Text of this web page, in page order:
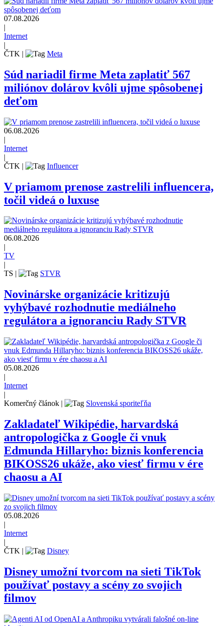
07.08.2026
|
Internet
|
ČTK | Meta
Súd nariadil firme Meta zaplatiť 567
miliónov dolárov kvôli ujme spôsobenej
deťom
06.08.2026
|
Internet
|
ČTK | Influencer
V priamom prenose zastrelili influencera,
točil videá o luxuse
06.08.2026
TV
TS
STVR
Novinárske organizácie kritizujú
vyhýbavé rozhodnutie mediálneho
regulátora a ignoranciu Rady STVR
05.08.2026
|
Internet
|
Komerčný článok | Slovenská sporiteľňa
Zakladateľ Wikipédie, harvardská
antropologička z Google či vnuk
Edmunda Hillaryho: biznis konferencia
BIKOSS26 ukáže, ako viesť firmu v ére
chaosu a AI
05.08.2026
|
Internet
|
ČTK | Disney
Disney umožní tvorcom na sieti TikTok
používať postavy a scény zo svojich
filmov